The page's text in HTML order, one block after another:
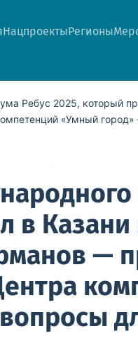
НацпроектыРегионы
Ребус 2025, который
«Умный
в Казани
—